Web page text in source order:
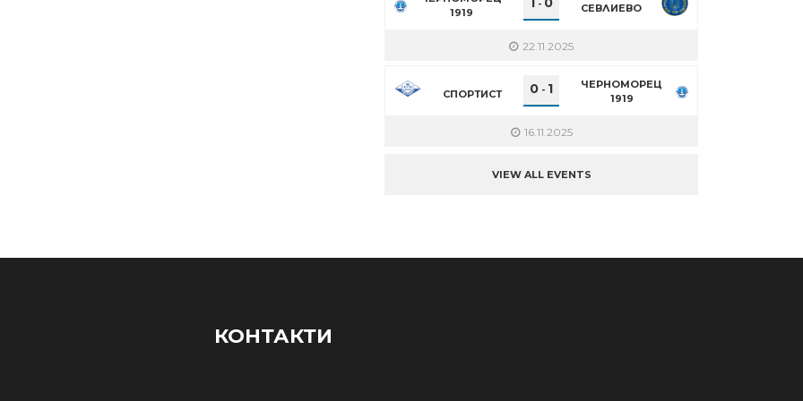
1919
- СЕВЛИЕВО
22.11.2025
СПОРТИСТ 0 - 1
ЧЕРНОМОРЕЦ
1919
16.11.2025
VIEW ALL EVENTS
КОНТАКТИ